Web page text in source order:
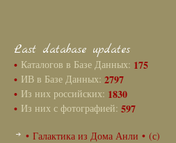
Last database updates
• Каталогов в Базе Данных: 175
• ИВ в Базе Данных: 2797
• Из них российских: 1830
• Из них с фотографией: 597
• Галактика из Дома Анли • (с)